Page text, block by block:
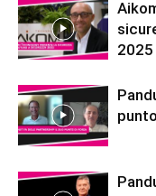
2025